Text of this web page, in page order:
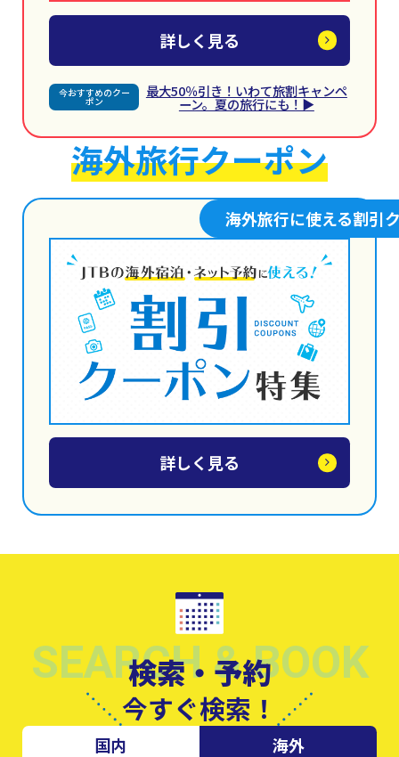
詳しく見る
今おすすめのクー
ポン
最大50％引き！いわて旅割キャンペ
ーン。夏の旅行にも！▶
海外旅行クーポン
海外旅行に使える割引
詳しく見る
SEARCH & BOOK
検索・予約
今すぐ検索！
国内 海外